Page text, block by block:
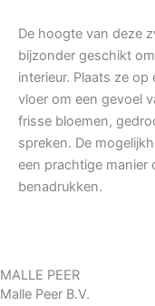
De hoogte van deze
bijzonder geschikt
interieur. Plaats ze
vloer om een gevoel
frisse bloemen,
spreken. De
een prachtige manier
benadrukken.
MALLE PEER
Malle Peer B.V.